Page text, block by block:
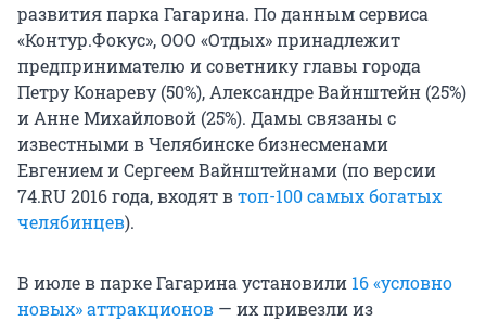
развития парка Гагарина. По данным сервиса
«Контур.Фокус», ООО «Отдых» принадлежит
предпринимателю и советнику главы города
Петру Конареву (50%), Александре Вайнштейн (25%)
и Анне Михайловой (25%). Дамы связаны с
известными в Челябинске бизнесменами
Евгением и Сергеем Вайнштейнами (по версии
74.RU 2016 года, входят втоп-100 самых богатых
челябинцев).
В июле в парке Гагарина установили 16 «условно
новых» аттракционов — их привезли из